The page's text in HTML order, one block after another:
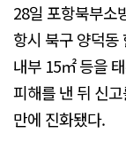
28일 포항북부소
항시 북구 양덕동
내부 15㎡ 등을
피해를 낸 뒤 신
만에 진화됐다.